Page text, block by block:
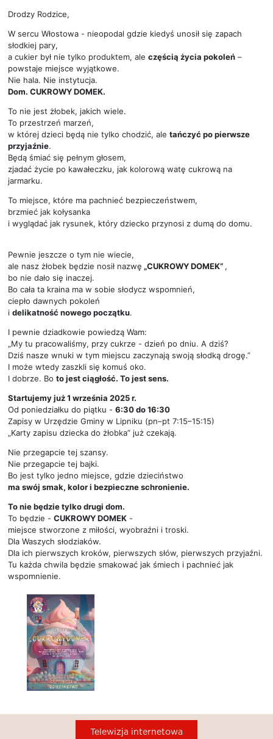
Drodzy Rodzice,
W sercu Włostowa - nieopodal gdzie kiedyś unosił się zapach
słodkiej pary,
a cukier był nie tylko produktem, ale częścią życia pokoleń –
powstaje miejsce wyjątkowe.
Nie hala. Nie instytucja.
Dom. CUKROWY DOMEK.
To nie jest żłobek, jakich wiele.
To przestrzeń marzeń,
w której dzieci będą nie tylko chodzić, ale tańczyć po pierwsze
przyjaźnie.
Będą śmiać się pełnym głosem,
zjadać życie po kawałeczku, jak kolorową watę cukrową na
jarmarku.
To miejsce, które ma pachnieć bezpieczeństwem,
brzmieć jak kołysanka
i wyglądać jak rysunek, który dziecko przynosi z dumą do domu.
Pewnie jeszcze o tym nie wiecie,
ale nasz żłobek będzie nosił nazwę „CUKROWY DOMEK” ,
bo nie dało się inaczej.
Bo cała ta kraina ma w sobie słodycz wspomnień,
ciepło dawnych pokoleń
i delikatność nowego początku.
I pewnie dziadkowie powiedzą Wam:
„My tu pracowaliśmy, przy cukrze - dzień po dniu. A dziś?
Dziś nasze wnuki w tym miejscu zaczynają swoją słodką drogę.”
I może wtedy zaszkli się komuś oko.
I dobrze. Bo to jest ciągłość. To jest sens.
Startujemy już 1 września 2025 r.
Od poniedziałku do piątku - 6:30 do 16:30
Zapisy w Urzędzie Gminy w Lipniku (pn–pt 7:15–15:15)
„Karty zapisu dziecka do żłobka” już czekają.
Nie przegapcie tej szansy.
Nie przegapcie tej bajki.
Bo jest tylko jedno miejsce, gdzie dzieciństwo
ma swój smak, kolor i bezpieczne schronienie.
To nie będzie tylko drugi dom.
To będzie - CUKROWY DOMEK -
miejsce stworzone z miłości, wyobraźni i troski.
Dla Waszych słodziaków.
Dla ich pierwszych kroków, pierwszych słów, pierwszych przyjaźni.
Tu każda chwila będzie smakować jak śmiech i pachnieć jak
wspomnienie.
Telewizja internetowa